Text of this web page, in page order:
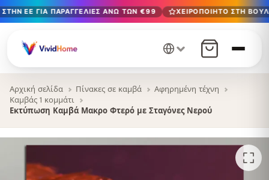
Δωρεάν παράδοση στην ΕΕ για παραγγελίες άνω των €99
Χειροποίητο στη Βουλγαρία · Παράδοση σε 1-7 ημέρες σε
12+ χρόνια χειροτεχνίας · Μόνο υλικά υψηλής ποιότητας
ΕΕ ΓΙΑ ΠΑΡΑΓΓΕΛΊΕΣ ΆΝΩ ΤΩΝ €99 ΧΕΙΡΟΠΟΊΗΤΟ ΣΤΗ
Αρχική σελίδα Πίνακες σε καμβά
Αφηρημένη τέχνη
Καμβάς 1 κομμάτι
Εκτύπωση Καμβά Μακρο Φτερό με Σταγόνες Νερού